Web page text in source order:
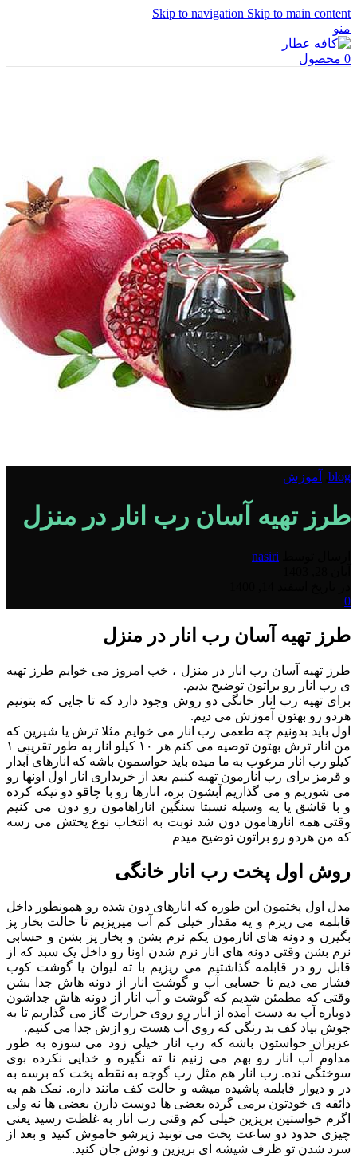
Skip to navigation Skip to main content
منو
0 محصول
blog آموزش
طرز تهیه آسان رب انار در منزل
nasiri
0
طرز تهیه آسان رب انار در منزل
طرز تهیه آسان رب انار در منزل ، خب امروز می خوایم طرز تهیه
ی رب انار رو براتون توضیح بدیم.
برای تهیه رب انار خانگی دو روش وجود دارد که تا جایی که بتونیم
هردو رو بهتون آموزش می دیم.
اول باید بدونیم چه طعمی رب انار می خوایم مثلا ترش یا شیرین که
من انار ترش بهتون توصیه می کنم هر ۱۰ کیلو انار به طور تقریبی ۱
کیلو رب انار مرغوب به ما میده باید حواسمون باشه که انارهای آبدار
و قرمز برای رب انارمون تهیه کنیم بعد از خریداری انار اول اونها رو
می شوریم و می گذاریم آبشون بره، انارها رو با چاقو دو تیکه کرده
و با قاشق یا یه وسیله نسبتا سنگین اناراهامون رو دون می کنیم
وقتی همه انارهامون دون شد نوبت به انتخاب نوع پختش می رسه
که من هردو رو براتون توضیح میدم
روش اول پخت رب انار خانگی
مدل اول پختمون این طوره که انارهای دون شده رو همونطور داخل
قابلمه می ریزم و یه مقدار خیلی کم آب میریزیم تا حالت بخار پز
بگیرن و دونه های انارمون یکم نرم بشن و بخار پز بشن و حسابی
نرم بشن وقتی دونه های انار نرم شدن اونا رو داخل یک سبد که از
قابل رو در قابلمه گذاشتیم می ریزیم با ته لیوان یا گوشت کوب
فشار می دیم تا حسابی آب و گوشت انار از دونه هاش جدا بشن
وقتی که مطمئن شدیم که گوشت و آب انار از دونه هاش جداشون
دوباره آب به دست آمده از انار رو روی حرارت گاز می گذاریم تا به
جوش بیاد کف بد رنگی که روی آب هست رو ازش جدا می کنیم.
عزیزان حواستون باشه که رب انار خیلی زود می سوزه به طور
مداوم آب انار رو بهم می زنیم نا ته نگیره و خدایی نکرده بوی
سوختگی نده. رب انار هم مثل رب گوجه به نقطه پخت که برسه به
در و دیوار قابلمه پاشیده میشه و حالت کف مانند داره. نمک هم به
ذائقه ی خودتون برمی گرده بعضی ها دوست دارن بعضی ها نه ولی
اگرم خواستین بریزین خیلی کم وقتی رب انار به غلظت رسید یعنی
چیزی حدود دو ساعت پخت می تونید زیرشو خاموش کنید و بعد از
سرد شدن تو ظرف شیشه ای بریزین و نوش جان کنید.